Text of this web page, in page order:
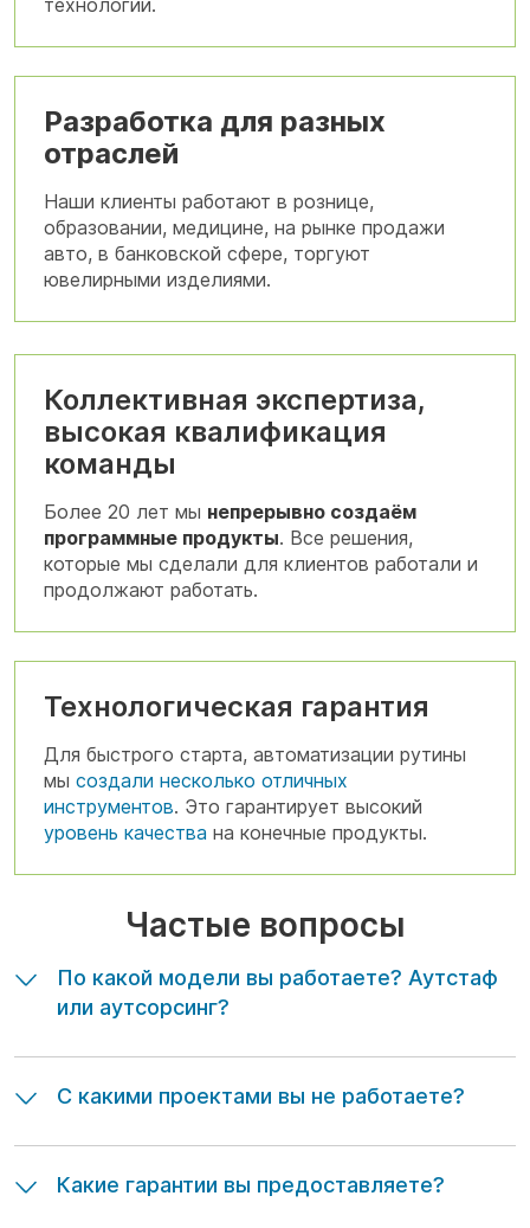
Разработка для разных
отраслей
Наши клиенты работают в рознице,
образовании, медицине, на рынке продажи
авто, в банковской сфере, торгуют
ювелирными изделиями.
Коллективная экспертиза,
высокая квалификация
команды
Более 20 лет мы непрерывно создаём
программные продукты. Все решения,
которые мы сделали для клиентов работали и
продолжают работать.
Технологическая гарантия
Для быстрого старта, автоматизации рутины
мы создали несколько отличных
инструментов. Это гарантирует высокий
уровень качества на конечные продукты.
Частые вопросы
По какой модели вы работаете? Аутстаф
или аутсорсинг?
С какими проектами вы не работаете?
Какие гарантии вы предоставляете?